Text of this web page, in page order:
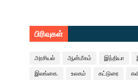
பிரிவுகள்
அரசியல் ஆன்மீகம் இந்தியா
இலங்கை. உலகம் கட்டுரை